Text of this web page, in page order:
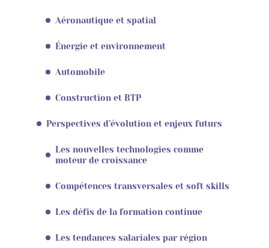
Aéronautique et spatial
Énergie et environnement
Automobile
Construction et BTP
Perspectives d’évolution et enjeux futurs
Les nouvelles technologies comme
moteur de croissance
Compétences transversales et soft skills
Les défis de la formation continue
Les tendances salariales par région